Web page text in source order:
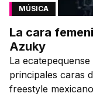
MÚSICA
La cara
Azuky
La
principales caras
freestyle